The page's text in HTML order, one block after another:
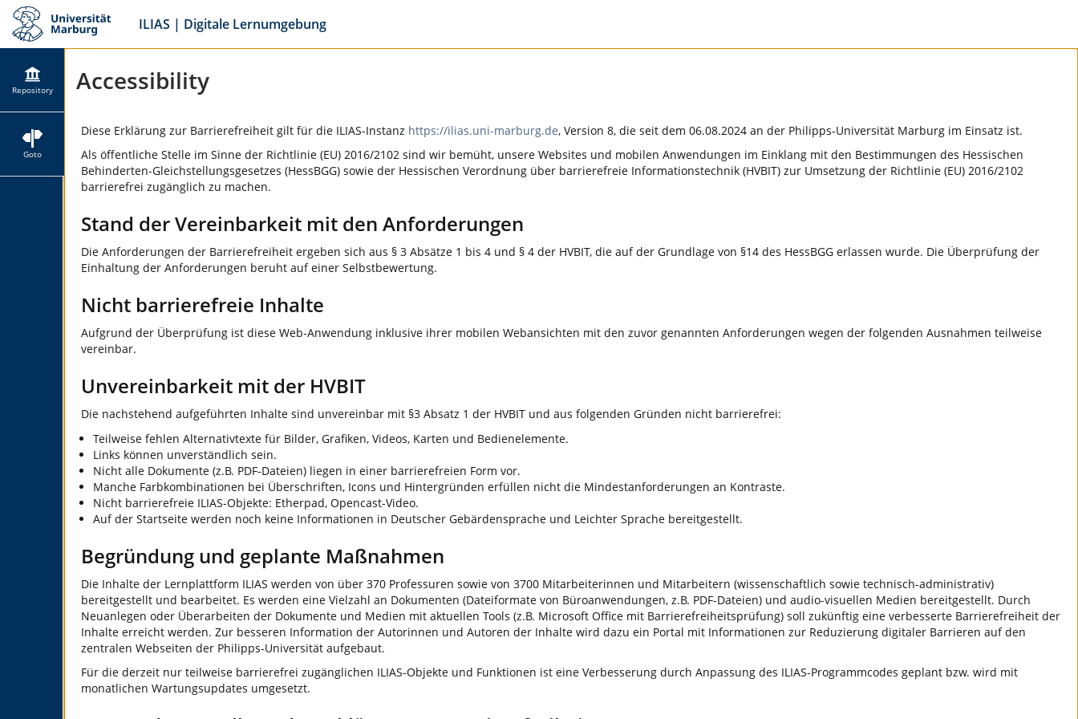
ILIAS | Digitale Lernumgebung
Repository
Goto
Accessibility
Diese Erklärung zur Barrierefreiheit gilt für die ILIAS-Instanz https://ilias.uni-marburg.de, Version 8, die seit dem 06.08.2024 an der Philipps-Universität Marburg im Einsatz ist.
Als öffentliche Stelle im Sinne der Richtlinie (EU) 2016/2102 sind wir bemüht, unsere Websites und mobilen Anwendungen im Einklang mit den Bestimmungen des Hessischen
Behinderten-Gleichstellungsgesetzes (HessBGG) sowie der Hessischen Verordnung über barrierefreie Informationstechnik (HVBIT) zur Umsetzung der Richtlinie (EU) 2016/2102
barrierefrei zugänglich zu machen.
Stand der Vereinbarkeit mit den Anforderungen
Die Anforderungen der Barrierefreiheit ergeben sich aus § 3 Absätze 1 bis 4 und § 4 der HVBIT, die auf der Grundlage von §14 des HessBGG erlassen wurde. Die Überprüfung der
Einhaltung der Anforderungen beruht auf einer Selbstbewertung.
Nicht barrierefreie Inhalte
Aufgrund der Überprüfung ist diese Web-Anwendung inklusive ihrer mobilen Webansichten mit den zuvor genannten Anforderungen wegen der folgenden Ausnahmen teilweise
vereinbar.
Unvereinbarkeit mit der HVBIT
Die nachstehend aufgeführten Inhalte sind unvereinbar mit §3 Absatz 1 der HVBIT und aus folgenden Gründen nicht barrierefrei:
Teilweise fehlen Alternativtexte für Bilder, Grafiken, Videos, Karten und Bedienelemente.
Links können unverständlich sein.
Nicht alle Dokumente (z.B. PDF-Dateien) liegen in einer barrierefreien Form vor.
Manche Farbkombinationen bei Überschriften, Icons und Hintergründen erfüllen nicht die Mindestanforderungen an Kontraste.
Nicht barrierefreie ILIAS-Objekte: Etherpad, Opencast-Video.
Auf der Startseite werden noch keine Informationen in Deutscher Gebärdensprache und Leichter Sprache bereitgestellt.
Begründung und geplante Maßnahmen
Die Inhalte der Lernplattform ILIAS werden von über 370 Professuren sowie von 3700 Mitarbeiterinnen und Mitarbeitern (wissenschaftlich sowie technisch-administrativ)
bereitgestellt und bearbeitet. Es werden eine Vielzahl an Dokumenten (Dateiformate von Büroanwendungen, z.B. PDF-Dateien) und audio-visuellen Medien bereitgestellt. Durch
Neuanlegen oder Überarbeiten der Dokumente und Medien mit aktuellen Tools (z.B. Microsoft Office mit Barrierefreiheitsprüfung) soll zukünftig eine verbesserte Barrierefreiheit der
Inhalte erreicht werden. Zur besseren Information der Autorinnen und Autoren der Inhalte wird dazu ein Portal mit Informationen zur Reduzierung digitaler Barrieren auf den
zentralen Webseiten der Philipps-Universität aufgebaut.
Für die derzeit nur teilweise barrierefrei zugänglichen ILIAS-Objekte und Funktionen ist eine Verbesserung durch Anpassung des ILIAS-Programmcodes geplant bzw. wird mit
monatlichen Wartungsupdates umgesetzt.